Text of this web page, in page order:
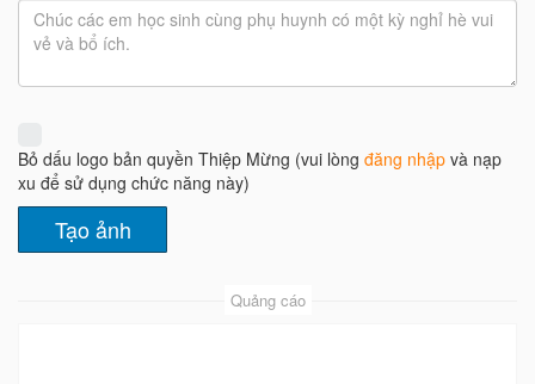
Bỏ dấu logo bản quyền Thiệp Mừng (vui lòng đăng nhập và nạp
xu để sử dụng chức năng này)
Quảng cáo